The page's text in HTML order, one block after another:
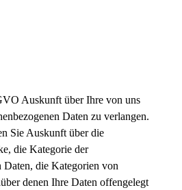
Auskunft über Ihre von uns
Daten zu verlangen.
Sie Auskunft über die
die Kategorie der
Daten, die Kategorien von
denen Ihre Daten offengelegt